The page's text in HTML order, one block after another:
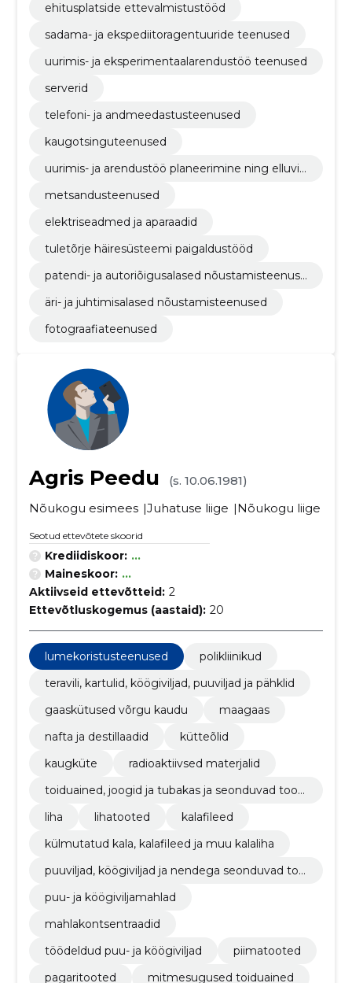
ehitusplatside ettevalmistustööd
sadama- ja ekspediitoragentuuride teenused
uurimis- ja eksperimentaalarendustöö teenused
serverid
telefoni- ja andmeedastusteenused
kaugotsinguteenused
uurimis- ja arendustöö planeerimine ning elluvii
metsandusteenused
elektriseadmed ja aparaadid
tuletõrje häiresüsteemi paigaldustööd
patendi- ja autoriõigusalased nõustamisteenuse
äri- ja juhtimisalased nõustamisteenused
fotograafiateenused
Agris Peedu
(s. 10.06.1981)
Nõukogu esimees Juhatuse liige Nõukogu liige
Seotud ettevõtete skoorid
Krediidiskoor: ...
Maineskoor: ...
Aktiivseid ettevõtteid: 2
Ettevõtluskogemus (aastaid): 20
lumekoristusteenused
polikliinikud
teravili, kartulid, köögiviljad, puuviljad ja pähklid
gaaskütused võrgu kaudu
maagaas
nafta ja destillaadid
kütteõlid
kaugküte
radioaktiivsed materjalid
toiduained, joogid ja tubakas ja seonduvad toot
liha
lihatooted
kalafileed
külmutatud kala, kalafileed ja muu kalaliha
puuviljad, köögiviljad ja nendega seonduvad too
puu- ja köögiviljamahlad
mahlakontsentraadid
töödeldud puu- ja köögiviljad
piimatooted
pagaritooted
mitmesugused toiduained